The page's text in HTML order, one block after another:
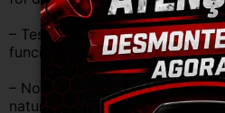
– Testamos as peças antes de
funcionam perfeitamente.
– Nossas peças são USADAS
natural pelo tempo. Peças